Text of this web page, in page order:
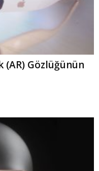
(AR) Gözlüğünün